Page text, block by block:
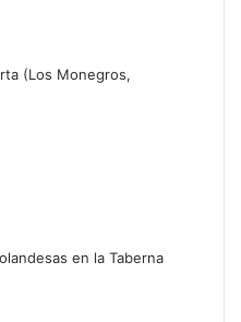
(Los Monegros,
en la Taberna